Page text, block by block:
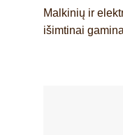
Malkinių ir
išimtinai